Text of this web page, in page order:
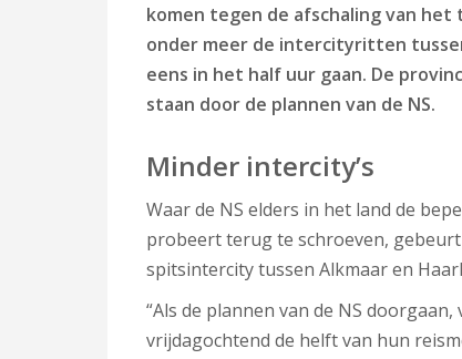
komen tegen de afschaling van
onder meer de intercityritten
eens in het half uur gaan. De
staan door de plannen van de NS.
Minder intercity’s
Waar de NS elders in het land de
probeert terug te schroeven,
spitsintercity tussen Alkmaar en
“Als de plannen van de NS
vrijdagochtend de helft van hun